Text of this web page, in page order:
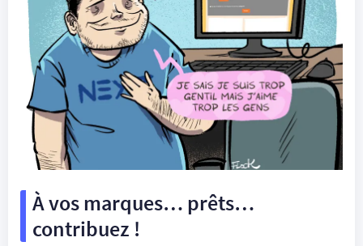
À vos marques… prêts…
contribuez !